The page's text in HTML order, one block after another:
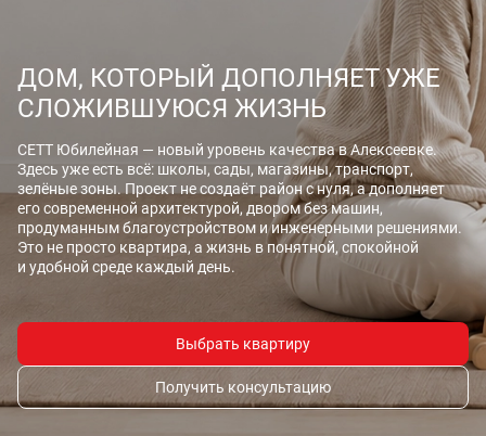
ДОМ, КОТОРЫЙ ДОПОЛНЯЕТ УЖЕ
СЛОЖИВШУЮСЯ ЖИЗНЬ
СЕТТ Юбилейная — новый уровень качества в Алексеевке.
Здесь уже есть всё: школы, сады, магазины, транспорт,
зелёные зоны. Проект не создаёт район с нуля, а дополняет
его современной архитектурой, двором без машин,
продуманным благоустройством и инженерными решениями.
Это не просто квартира, а жизнь в понятной, спокойной
и удобной среде каждый день.
Выбрать квартиру
Получить консультацию